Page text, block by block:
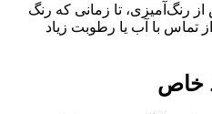
رنگ‌آمیزی، تا زمانی که رنگ
با آب یا رطوبت زیاد
خاص